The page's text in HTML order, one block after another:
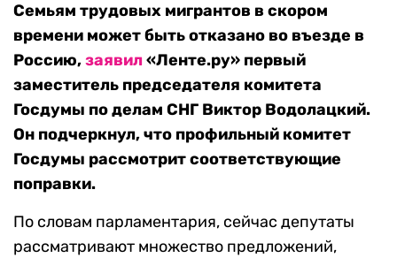
Семьям трудовых мигрантов в скором
времени может быть отказано во въезде в
Россию,заявил«Ленте.ру» первый
заместитель председателя комитета
Госдумы по делам СНГ Виктор Водолацкий.
Он подчеркнул, что профильный комитет
Госдумы рассмотрит соответствующие
поправки.
По словам парламентария, сейчас депутаты
рассматривают множество предложений,